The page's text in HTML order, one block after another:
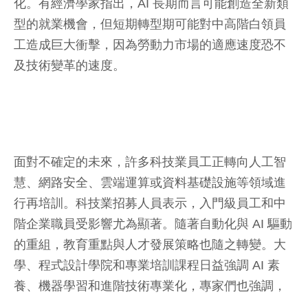
化。有經濟學家指出，AI 長期而言可能創造全新類
型的就業機會，但短期轉型期可能對中高階白領員
工造成巨大衝擊，因為勞動力市場的適應速度恐不
及技術變革的速度。
面對不確定的未來，許多科技業員工正轉向人工智
慧、網路安全、雲端運算或資料基礎設施等領域進
行再培訓。科技業招募人員表示，入門級員工和中
階企業職員受影響尤為顯著。隨著自動化與 AI 驅動
的重組，教育重點與人才發展策略也隨之轉變。大
學、程式設計學院和專業培訓課程日益強調 AI 素
養、機器學習和進階技術專業化，專家們也強調，